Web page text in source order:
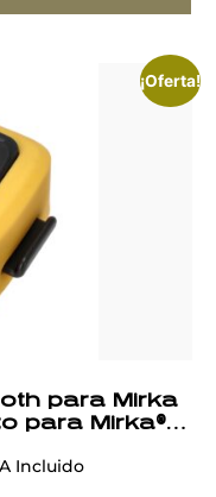
¡Oferta!
para Mirka
para Mirka®
Incluido